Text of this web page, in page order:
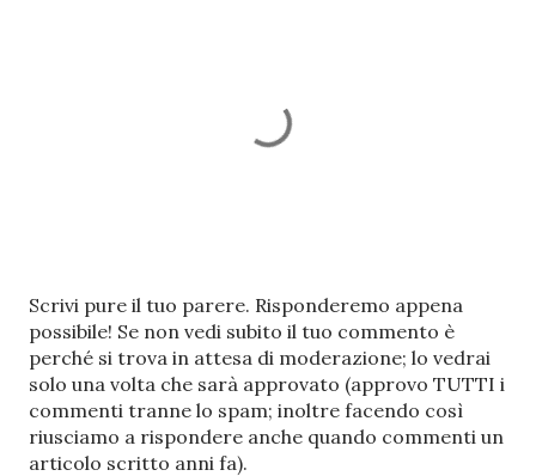
P
o
s
t
a
u
n
Scrivi pure il tuo parere. Risponderemo appena
possibile! Se non vedi subito il tuo commento è
perché si trova in attesa di moderazione; lo vedrai
solo una volta che sarà approvato (approvo TUTTI i
commenti tranne lo spam; inoltre facendo così
riusciamo a rispondere anche quando commenti un
articolo scritto anni fa).